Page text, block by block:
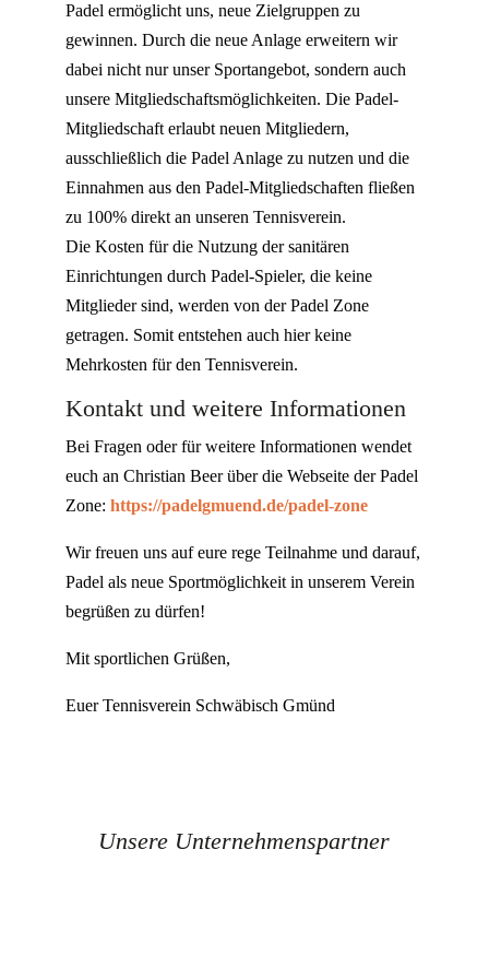
Padel ermöglicht uns, neue Zielgruppen zu
gewinnen. Durch die neue Anlage erweitern wir
dabei nicht nur unser Sportangebot, sondern auch
unsere Mitgliedschaftsmöglichkeiten. Die Padel-
Mitgliedschaft erlaubt neuen Mitgliedern,
ausschließlich die Padel Anlage zu nutzen und die
Einnahmen aus den Padel-Mitgliedschaften fließen
zu 100% direkt an unseren Tennisverein.
Die Kosten für die Nutzung der sanitären
Einrichtungen durch Padel-Spieler, die keine
Mitglieder sind, werden von der Padel Zone
getragen. Somit entstehen auch hier keine
Mehrkosten für den Tennisverein.
Kontakt und weitere Informationen
Bei Fragen oder für weitere Informationen wendet
euch an Christian Beer über die Webseite der Padel
Zone: https://padelgmuend.de/padel-zone
Wir freuen uns auf eure rege Teilnahme und darauf,
Padel als neue Sportmöglichkeit in unserem Verein
begrüßen zu dürfen!
Mit sportlichen Grüßen,
Euer Tennisverein Schwäbisch Gmünd
Unsere Unternehmenspartner